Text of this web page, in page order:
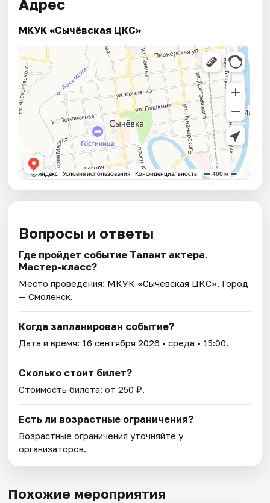
Адрес
МКУК «Сычёвская ЦКС»
Вопросы и ответы
Где пройдет событие Талант актера.
Мастер-класс?
Место проведения: МКУК «Сычёвская ЦКС». Город
— Смоленск.
Когда запланирован событие?
Дата и время: 16 сентября 2026 • среда • 15:00.
Сколько стоит билет?
Стоимость билета: от 250 ₽.
Есть ли возрастные ограничения?
Возрастные ограничения уточняйте у
организаторов.
Похожие мероприятия